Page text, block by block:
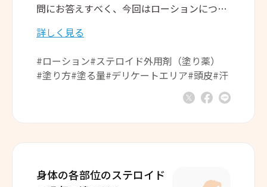
問にお答えすべく、今回はローションについ
てご紹介します。
詳しく見る
#ローション#ステロイド外用剤（塗り薬）
#塗り方#塗る量#デリケートエリア#頭皮#汗
身体の各部位のステロイド